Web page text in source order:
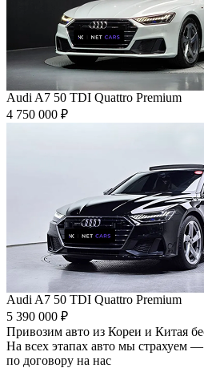
Audi A7 50 TDI Quattro Premium
4 750 000 ₽
Audi A7 50 TDI Quattro Premium
5 390 000 ₽
Привозим авто из Кореи и Китая
На всех этапах авто мы страхуем
по договору на нас